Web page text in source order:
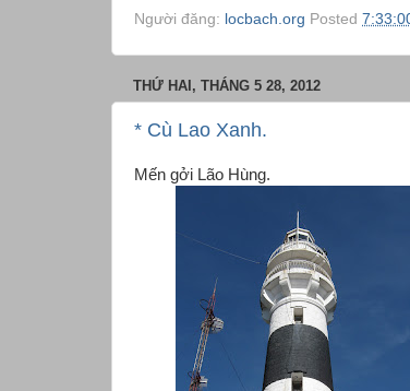
Người đăng: locbach.org Posted
THỨ HAI, THÁNG 5 28, 2012
* Cù Lao Xanh.
Mến gởi Lão Hùng.